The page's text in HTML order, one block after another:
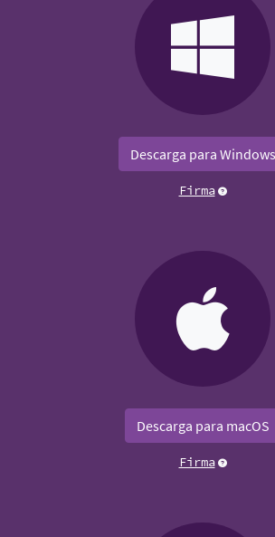
Descarga para Windows
Firma
Descarga para macOS
Firma